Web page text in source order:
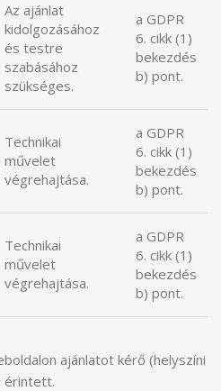
Az ajánlat
kidolgozásához
és testre
szabásához
szükséges.
a GDPR
6. cikk (1)
bekezdés
b) pont.
Technikai
művelet
végrehajtása.
a GDPR
6. cikk (1)
bekezdés
b) pont.
Technikai
művelet
végrehajtása.
a GDPR
6. cikk (1)
bekezdés
b) pont.
ajánlatot kérő (helyszíni
érintett.